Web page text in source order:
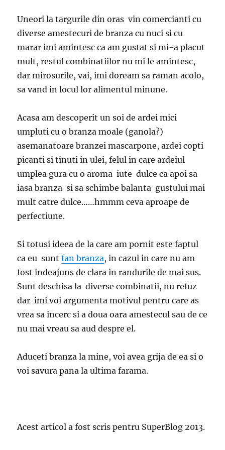
Uneori la targurile din oras vin comercianti cu
diverse amestecuri de branza cu nuci si cu
marar imi amintesc ca am gustat si mi-a placut
mult, restul combinatiilor nu mi le amintesc,
dar mirosurile, vai, imi doream sa raman acolo,
sa vand in locul lor alimentul minune.
Acasa am descoperit un soi de ardei mici
umpluti cu o branza moale (ganola?)
asemanatoare branzei mascarpone, ardei copti
picanti si tinuti in ulei, felul in care ardeiul
umplea gura cu o aroma iute dulce ca apoi sa
iasa branza si sa schimbe balanta gustului mai
mult catre dulce……hmmm ceva aproape de
perfectiune.
Si totusi ideea de la care am pornit este faptul
ca eu suntfan branza, in cazul in care nu am
fost indeajuns de clara in randurile de mai sus.
Sunt deschisa la diverse combinatii, nu refuz
dar imi voi argumenta motivul pentru care as
vrea sa incerc si a doua oara amestecul sau de ce
nu mai vreau sa aud despre el.
Aduceti branza la mine, voi avea grija de ea si o
voi savura pana la ultima farama.
Acest articol a fost scris pentru SuperBlog 2013.